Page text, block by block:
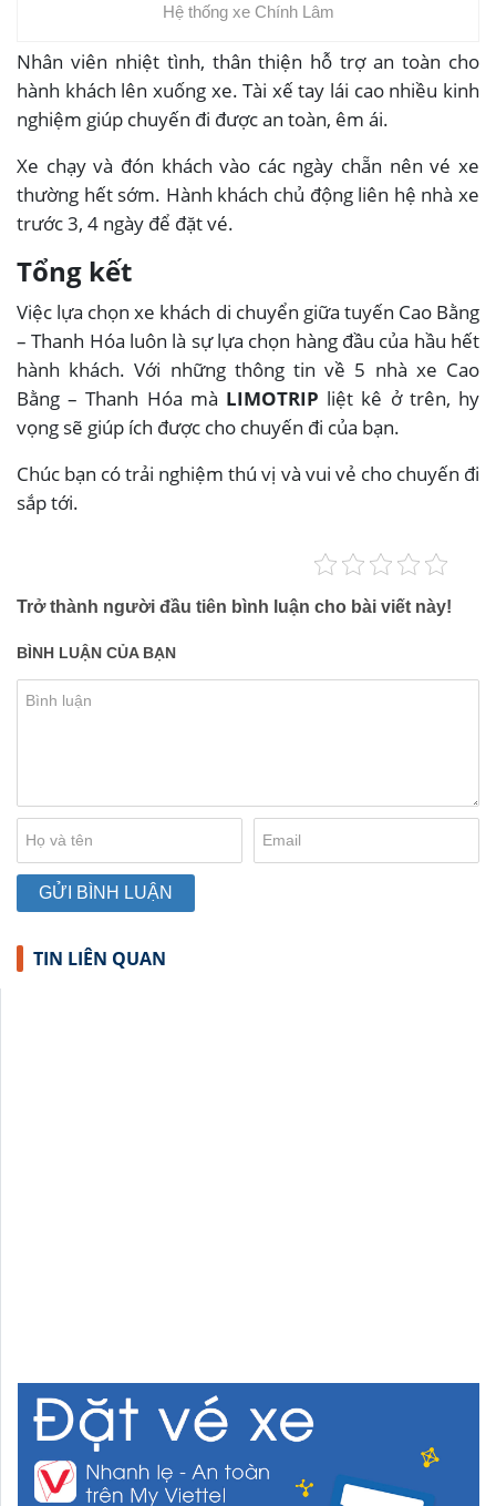
Hệ thống xe Chính Lâm
Nhân viên nhiệt tình, thân thiện hỗ trợ an toàn cho
hành khách lên xuống xe. Tài xế tay lái cao nhiều kinh
nghiệm giúp chuyến đi được an toàn, êm ái.
Xe chạy và đón khách vào các ngày chẵn nên vé xe
thường hết sớm. Hành khách chủ động liên hệ nhà xe
trước 3, 4 ngày để đặt vé.
Tổng kết
Việc lựa chọn xe khách di chuyển giữa tuyến Cao Bằng
– Thanh Hóa luôn là sự lựa chọn hàng đầu của hầu hết
hành khách. Với những thông tin về 5 nhà xe Cao
Bằng – Thanh Hóa mà LIMOTRIP liệt kê ở trên, hy
vọng sẽ giúp ích được cho chuyến đi của bạn.
Chúc bạn có trải nghiệm thú vị và vui vẻ cho chuyến đi
sắp tới.
Trở thành người đầu tiên bình luận cho bài viết này!
BÌNH LUẬN CỦA BẠN
TIN LIÊN QUAN